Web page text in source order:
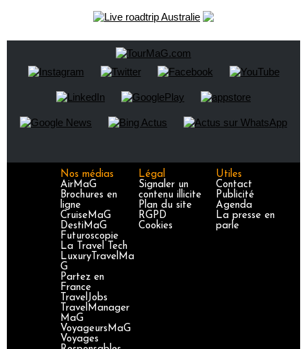
Nos médias
AirMaG
Brochures en
ligne
CruiseMaG
DestiMaG
Futuroscopie
La Travel Tech
LuxuryTravelMa
G
Partez en
France
TravelJobs
TravelManager
MaG
VoyageursMaG
Voyages
Légal
Signaler un
contenu illicite
Plan du site
RGPD
Cookies
Utiles
Contact
Publicité
Agenda
La presse en
parle